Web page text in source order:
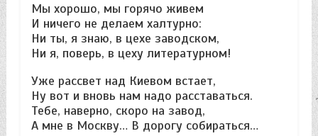
Мы хорошо, мы горячо живем
И ничего не делаем халтурно:
Ни ты, я знаю, в цехе заводском,
Ни я, поверь, в цеху литературном!
Уже рассвет над Киевом встает,
Ну вот и вновь нам надо расставаться.
Тебе, наверно, скоро на завод,
А мне в Москву… В дорогу собираться…